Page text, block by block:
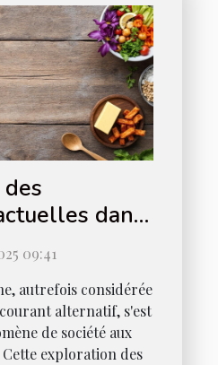
dans
végane
09:41
autrefois considérée
alternatif, s'est
de société aux
exploration des